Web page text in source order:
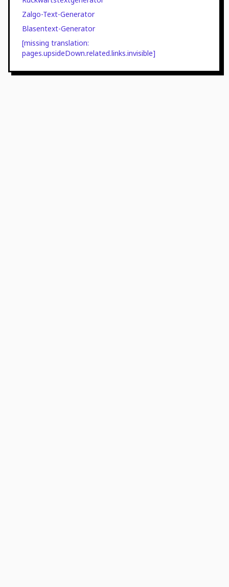
Zalgo-Text-Generator
Blasentext-Generator
[missing translation:
pages.upsideDown.related.links.invisible]